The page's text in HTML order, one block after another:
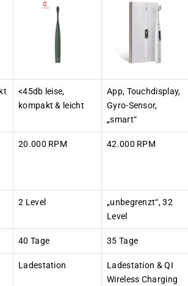
<45db leise,
kompakt & leicht
App, Touchdisplay,
Gyro-Sensor,
„smart“
20.000 RPM 42.000 RPM
2 Level
„unbegrenzt“, 32
Level
40 Tage 35 Tage
Ladestation
Ladestation & QI
Wireless Charging